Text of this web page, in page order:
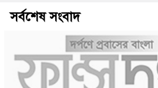
সর্বশেষ সংবাদ